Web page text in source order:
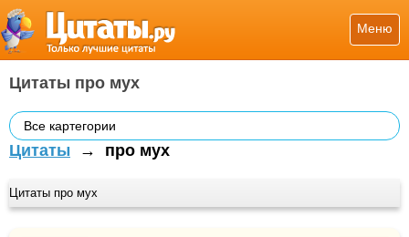
Меню
Цитаты про мух
Все картегории
Цитаты → про мух
Цитаты про мух